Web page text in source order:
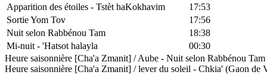
Apparition des étoiles - Tstèt haKokhavim
17:53
Sortie Yom Tov
17:56
Nuit selon Rabbénou Tam
18:38
Mi-nuit - 'Hatsot halayla
00:30
Heure saisonnière [Cha'a Zmanit] / Aube - Nuit selon Rabbénou
Heure saisonnière [Cha'a Zmanit] / lever du soleil - Chkia' (Gaon de